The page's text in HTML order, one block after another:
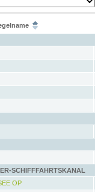
SCHIFFFAHRTSKANAL
OP